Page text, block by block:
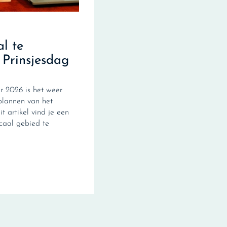
te
2026 is het weer
van het
artikel vind je een
gebied te